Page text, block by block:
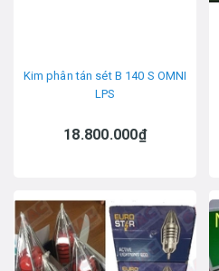
Kim phân tán sét B 140 S OMNI
LPS
18.800.000₫